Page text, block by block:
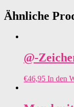
Ähnliche
@-
€46,95 In den